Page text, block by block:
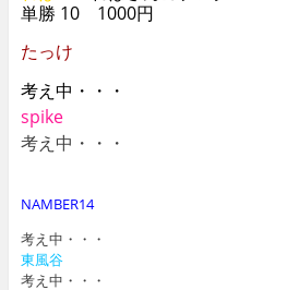
単勝 10 1000円
たっけ
考え中・・・
spike
考え中・・・
NAMBER14
考え中・・・
東風谷
考え中・・・